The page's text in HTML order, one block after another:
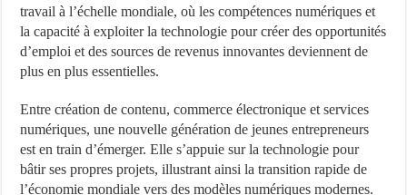
travail à l’échelle mondiale, où les compétences numériques et
la capacité à exploiter la technologie pour créer des opportunités
d’emploi et des sources de revenus innovantes deviennent de
plus en plus essentielles.
Entre création de contenu, commerce électronique et services
numériques, une nouvelle génération de jeunes entrepreneurs
est en train d’émerger. Elle s’appuie sur la technologie pour
bâtir ses propres projets, illustrant ainsi la transition rapide de
l’économie mondiale vers des modèles numériques modernes.